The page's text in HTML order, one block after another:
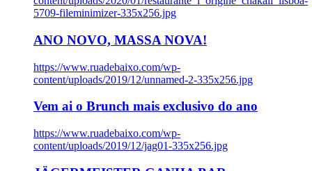
5709-fileminimizer-335x256.jpg
ANO NOVO, MASSA NOVA!
https://www.ruadebaixo.com/wp-
content/uploads/2019/12/unnamed-2-335x256.jpg
Vem ai o Brunch mais exclusivo do ano
https://www.ruadebaixo.com/wp-
content/uploads/2019/12/jag01-335x256.jpg